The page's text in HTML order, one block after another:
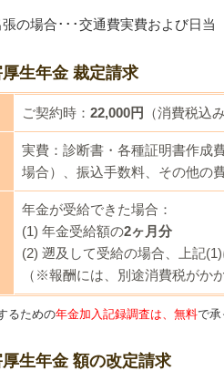
の場合･･･交通費実費および日当
生年金 裁定請求
ご契約時： 22,000円 （消費税込み
実費：診断書・各種証明書作成
場合）、振込手数料、その他の
年金が受給できた場合：
(1) 年金受給額の2ヶ月分
(2) 遡及して受給の場合、上記
（※報酬には、別途消費税がか
るための年金加入記録調査は、無料で承
生年金 額の改定請求